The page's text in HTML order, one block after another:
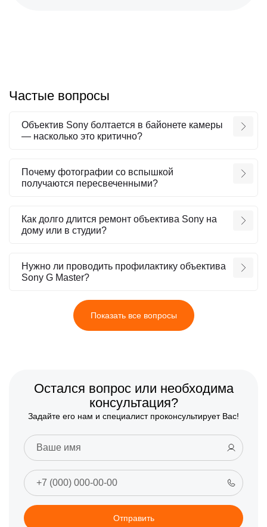
Частые вопросы
Объектив Sony болтается в байонете камеры
— насколько это критично?
Почему фотографии со вспышкой
получаются пересвеченными?
Как долго длится ремонт объектива Sony на
дому или в студии?
Нужно ли проводить профилактику объектива
Sony G Master?
Показать все вопросы
Остался вопрос или необходима
консультация?
Задайте его нам и специалист проконсультирует Вас!
Отправить